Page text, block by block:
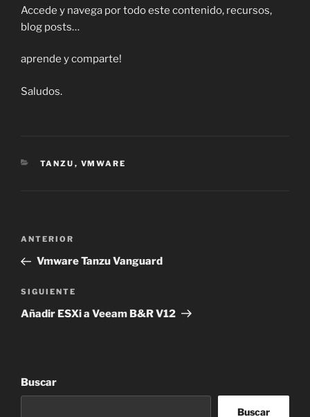
Accede y navega por todo este contenido, recursos,
blog posts…
aprende y comparte!
Saludos.
CATEGORÍAS
TANZU , VMWARE
Navegación
entradas
Entrada
anterior:
ANTERIOR
Vmware Tanzu Vanguard
Siguiente
entrada
SIGUIENTE
Añadir ESXi a Veeam B&R V12
Buscar
Buscar